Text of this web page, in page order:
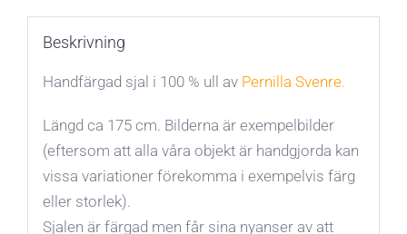
Beskrivning
Handfärgad sjal i 100 % ull av Pernilla Svenre.
Längd ca 175 cm. Bilderna är exempelbilder
(eftersom att alla våra objekt är handgjorda kan
vissa variationer förekomma i exempelvis färg
eller storlek).
Sjalen är färgad men får sina nyanser av att